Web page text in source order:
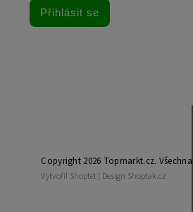
Přihlásit se
Copyright 2026 Topmarkt.cz.
Vytvořil Shoptet | Design Shoptak.cz